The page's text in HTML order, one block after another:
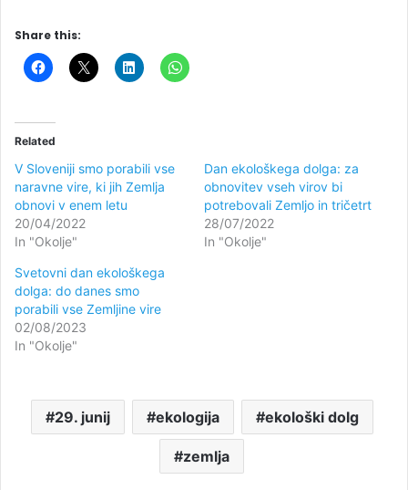
Share this:
Related
V Sloveniji smo porabili vse
naravne vire, ki jih Zemlja
obnovi v enem letu
20/04/2022
In "Okolje"
Dan ekološkega dolga: za
obnovitev vseh virov bi
potrebovali Zemljo in tričetrt
28/07/2022
In "Okolje"
Svetovni dan ekološkega
dolga: do danes smo
porabili vse Zemljine vire
02/08/2023
In "Okolje"
29. junij ekologija ekološki dolg
zemlja